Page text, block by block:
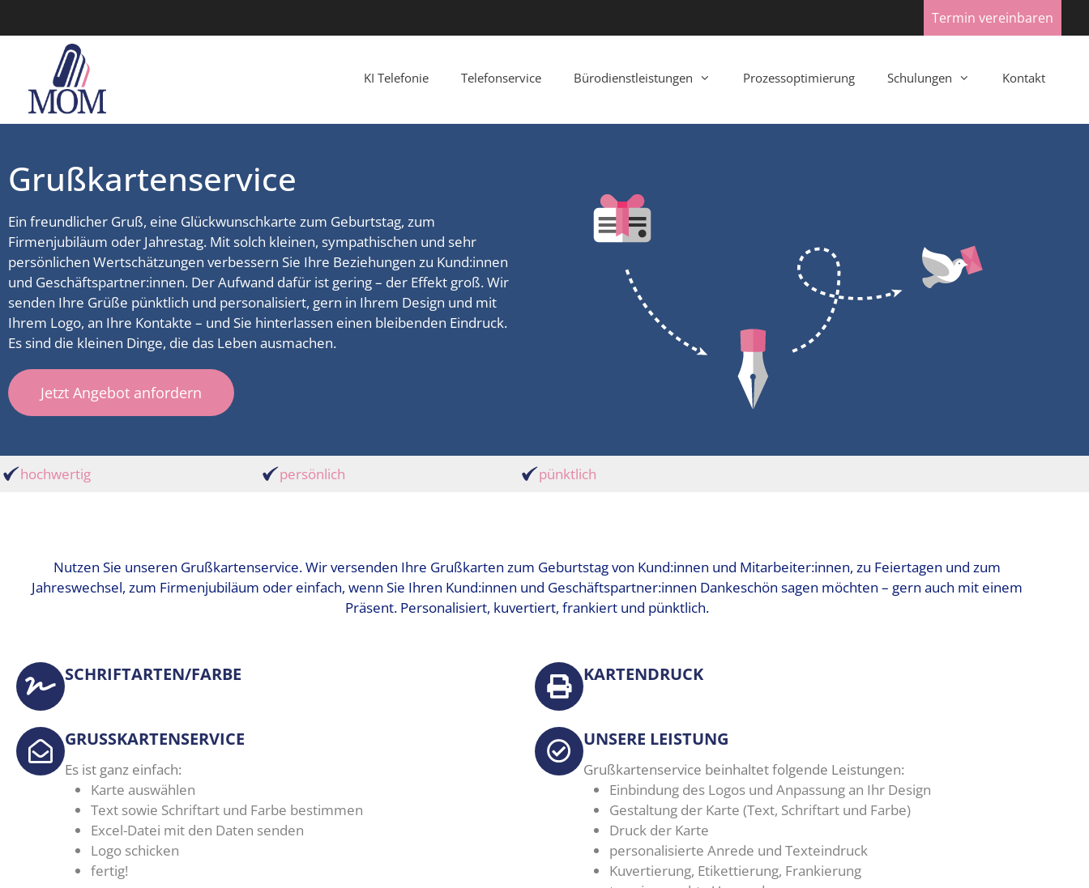
Termin vereinbaren
KI Telefonie Telefonservice Bürodienstleistungen Prozessoptimierung Schulungen Kontakt
Grußkartenservice
Ein freundlicher Gruß, eine Glückwunschkarte zum Geburtstag, zum
Firmenjubiläum oder Jahrestag. Mit solch kleinen, sympathischen und sehr
persönlichen Wertschätzungen verbessern Sie Ihre Beziehungen zu Kund:innen
und Geschäftspartner:innen. Der Aufwand dafür ist gering – der Effekt groß. Wir
senden Ihre Grüße pünktlich und personalisiert, gern in Ihrem Design und mit
Ihrem Logo, an Ihre Kontakte – und Sie hinterlassen einen bleibenden Eindruck.
Es sind die kleinen Dinge, die das Leben ausmachen.
Jetzt Angebot anfordern
hochwertig persönlich pünktlich
Nutzen Sie unseren Grußkartenservice. Wir versenden Ihre Grußkarten zum Geburtstag von Kund:innen und Mitarbeiter:innen, zu Feiertagen und zum
Jahreswechsel, zum Firmenjubiläum oder einfach, wenn Sie Ihren Kund:innen und Geschäftspartner:innen Dankeschön sagen möchten – gern auch mit einem
Präsent. Personalisiert, kuvertiert, frankiert und pünktlich.
SCHRIFTARTEN/FARBE KARTENDRUCK
GRUSSKARTENSERVICE
Es ist ganz einfach:
Karte auswählen
Text sowie Schriftart und Farbe bestimmen
Excel-Datei mit den Daten senden
Logo schicken
fertig!
UNSERE LEISTUNG
Grußkartenservice beinhaltet folgende Leistungen:
Einbindung des Logos und Anpassung an Ihr Design
Gestaltung der Karte (Text, Schriftart und Farbe)
Druck der Karte
personalisierte Anrede und Texteindruck
Kuvertierung, Etikettierung, Frankierung